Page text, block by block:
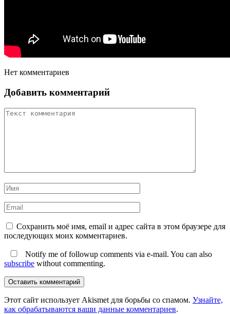
Нет комментариев
Добавить комментарий
Сохранить моё имя, email и адрес сайта в этом браузере для
последующих моих комментариев.
Notify me of followup comments via e-mail. You can also
subscribe without commenting.
Оставить комментарий
Этот сайт использует Akismet для борьбы со спамом. Узнайте,
как обрабатываются ваши данные комментариев.